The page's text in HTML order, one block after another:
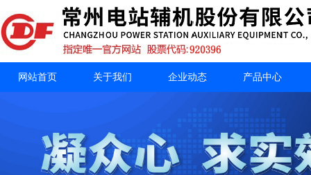
网站首页 关于我们 企业动态 产品中心